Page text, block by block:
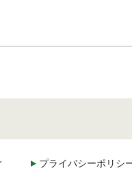
プライバシーポリシ